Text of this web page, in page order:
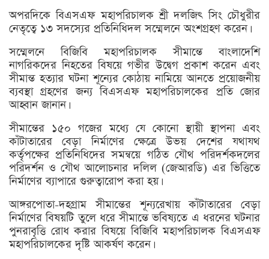
অপরদিকে বিএসএফ মহাপরিচালক শ্রী দলজিৎ সিং চৌধুরীর
নেতৃত্বে ১৩ সদস্যের প্রতিনিধিদল সম্মেলনে অংশগ্রহণ করেন।
সম্মেলনে বিজিবি মহাপরিচালক সীমান্তে বাংলাদেশি
নাগরিকদের নিহতের বিষয়ে গভীর উদ্বেগ প্রকাশ করেন এবং
সীমান্ত হত্যার ঘটনা শূন্যের কোঠায় নামিয়ে আনতে প্রয়োজনীয়
ব্যবস্থা গ্রহণের জন্য বিএসএফ মহাপরিচালকের প্রতি জোর
আহ্বান জানান।
সীমান্তের ১৫০ গজের মধ্যে যে কোনো স্থায়ী স্থাপনা এবং
কাঁটাতারের বেড়া নির্মাণের ক্ষেত্রে উভয় দেশের যথাযথ
কর্তৃপক্ষের প্রতিনিধিদের সমন্বয়ে গঠিত যৌথ পরিদর্শকদলের
পরিদর্শন ও যৌথ আলোচনার দলিল (জেআরডি) এর ভিত্তিতে
নির্মাণের ব্যাপারে গুরুত্বারোপ করা হয়।
আঙ্গরপোতা-দহগ্রাম সীমান্তের শূন্যরেখায় কাঁটাতারের বেড়া
নির্মাণের বিষয়টি তুলে ধরে সীমান্তে ভবিষ্যতে এ ধরনের ঘটনার
পুনরাবৃত্তি রোধ করার বিষয়ে বিজিবি মহাপরিচালক বিএসএফ
মহাপরিচালকের দৃষ্টি আকর্ষণ করেন।